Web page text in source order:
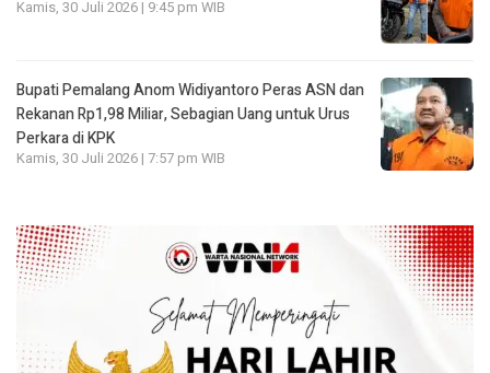
Kamis, 30 Juli 2026 | 9:45 pm WIB
Bupati Pemalang Anom Widiyantoro Peras ASN dan
Rekanan Rp1,98 Miliar, Sebagian Uang untuk Urus
Perkara di KPK
Kamis, 30 Juli 2026 | 7:57 pm WIB